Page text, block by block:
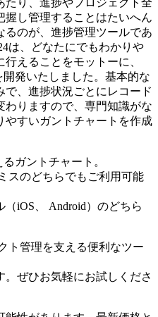
し管理することはたいへん
のが、進捗管理ツールであ
は、どなたにでもわかりや
えることをモットーに、
発いたしました。基本的な
、進捗状況ごとにレコード
わりますので、専門知識がな
やすいガントチャートを作成
ガントチャート。
スのどちらでもご利用可能
iOS、 Android）のどちら
ト管理を支える便利なツー
ぜひお気軽にお試しくださ